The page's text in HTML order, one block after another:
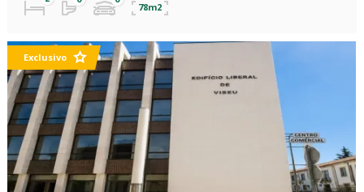
78m2
Exclusivo